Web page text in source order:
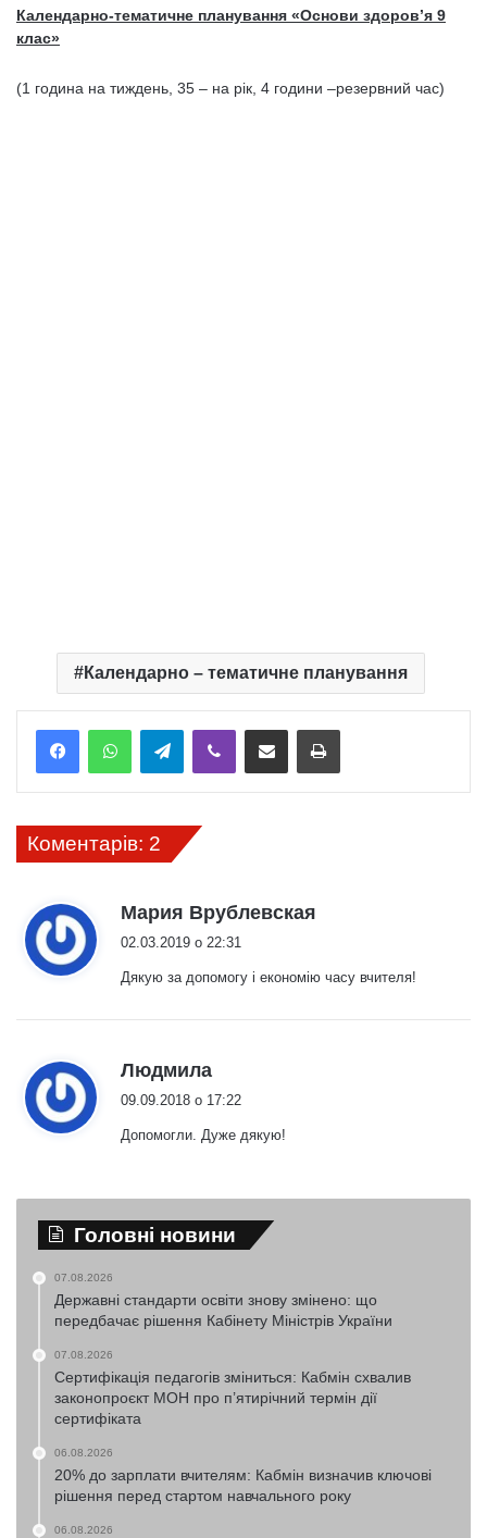
Календарно-тематичне планування «Основи здоров’я 9
клас»
(1 година на тиждень, 35 – на рік, 4 години –резервний час)
Календарно – тематичне планування
TelegramViber Надіслати електронною поштоюНадрукувати
Коментарів: 2
Мария Врублевская
02.03.2019 о 22:31
Дякую за допомогу і економію часу вчителя!
Людмила
09.09.2018 о 17:22
Допомогли. Дуже дякую!
Головні новини
07.08.2026
Державні стандарти освіти знову змінено: що
передбачає рішення Кабінету Міністрів України
07.08.2026
Сертифікація педагогів зміниться: Кабмін схвалив
законопроєкт МОН про п’ятирічний термін дії
сертифіката
06.08.2026
20% до зарплати вчителям: Кабмін визначив ключові
рішення перед стартом навчального року
06.08.2026